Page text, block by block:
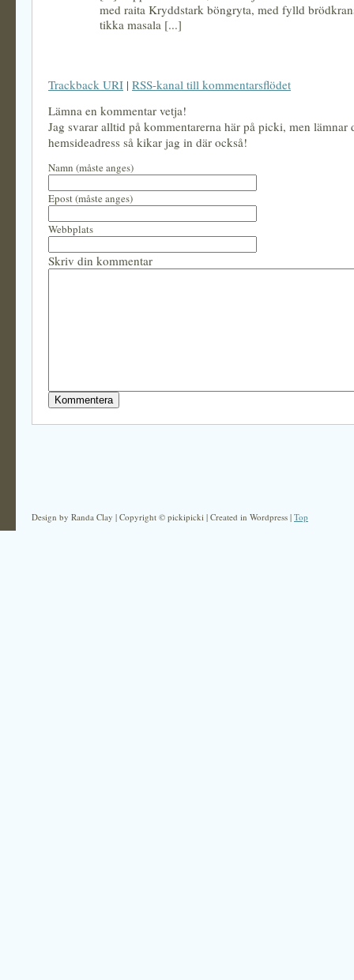
med raita Kryddstark böngryta, med fylld
tikka masala [...]
Trackback URI | RSS-kanal till kommentarsflödet
Lämna en kommentar vetja!
Jag svarar alltid på kommentarerna här på picki, men lämnar
hemsideadress så kikar jag in där också!
Namn (måste anges)
Epost (måste anges)
Webbplats
Skriv din kommentar
Design by Randa Clay | Copyright © pickipicki | Created in Wordpress | Top